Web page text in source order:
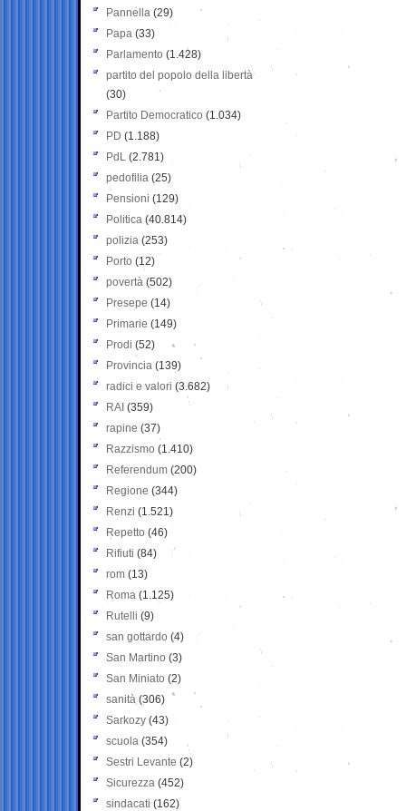
Pannella (29)
Papa (33)
Parlamento (1.428)
partito del popolo della libertà
(30)
Partito Democratico (1.034)
PD (1.188)
PdL (2.781)
pedofilia (25)
Pensioni (129)
Politica (40.814)
polizia (253)
Porto (12)
povertà (502)
Presepe (14)
Primarie (149)
Prodi (52)
Provincia (139)
radici e valori (3.682)
RAI (359)
rapine (37)
Razzismo (1.410)
Referendum (200)
Regione (344)
Renzi (1.521)
Repetto (46)
Rifiuti (84)
rom (13)
Roma (1.125)
Rutelli (9)
san gottardo (4)
San Martino (3)
San Miniato (2)
sanità (306)
Sarkozy (43)
scuola (354)
Sestri Levante (2)
Sicurezza (452)
sindacati (162)